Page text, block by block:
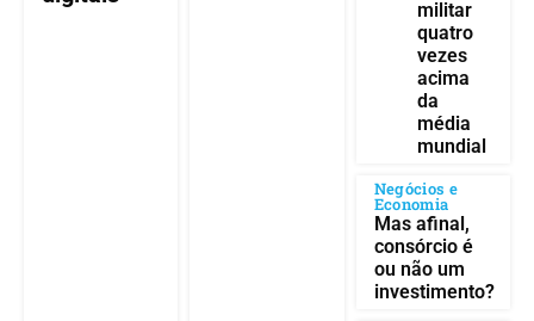
militar
quatro
vezes
acima
da
média
mundial
Negócios e
Economia
Mas afinal,
consórcio é
ou não um
investimento?